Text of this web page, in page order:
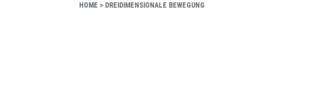
HOME > DREIDIMENSIONALE BEWEGUNG